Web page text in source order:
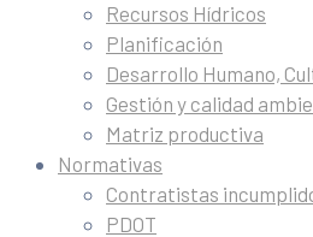
Recursos Hídricos
Planificación
Desarrollo Humano,
Gestión y calidad
Matriz productiva
Normativas
Contratistas
PDOT